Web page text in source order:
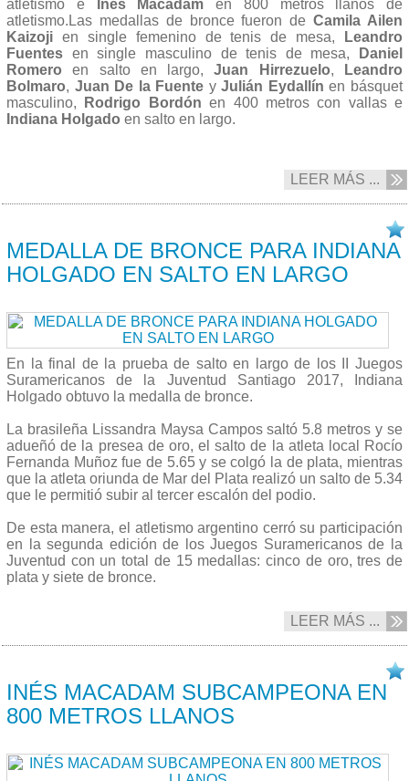
atletismo e
Inés Macadam en 800 metros llanos de
atletismo.Las medallas de bronce fueron deCamila Ailen
Kaizoji en single femenino de tenis de mesa, Leandro
Fuentes en single masculino de tenis de mesa,
Daniel
Romero en salto en largo,Juan Hirrezuelo, Leandro
Bolmaro, Juan De la Fuente yJulián Eydallín en básquet
masculino,
Rodrigo Bordón en 400 metros con vallas e
Indiana Holgado en salto en largo.
LEER MÁS ...
MEDALLA DE BRONCE PARA INDIANA
HOLGADO EN SALTO EN LARGO
En la final de la prueba de salto en largo de los II Juegos
Suramericanos de la Juventud Santiago 2017, Indiana
Holgado obtuvo la medalla de bronce.
La brasileña Lissandra Maysa Campos saltó 5.8 metros y se
adueñó de la presea de oro, el salto de la atleta local Rocío
Fernanda Muñoz fue de 5.65 y se colgó la de plata, mientras
que la atleta oriunda de Mar del Plata realizó un salto de 5.34
que le permitió subir al tercer escalón del podio.
De esta manera, el atletismo argentino cerró su participación
en la segunda edición de los Juegos Suramericanos de la
Juventud con un total de 15 medallas: cinco de oro, tres de
plata y siete de bronce.
LEER MÁS ...
INÉS MACADAM SUBCAMPEONA EN
800 METROS LLANOS